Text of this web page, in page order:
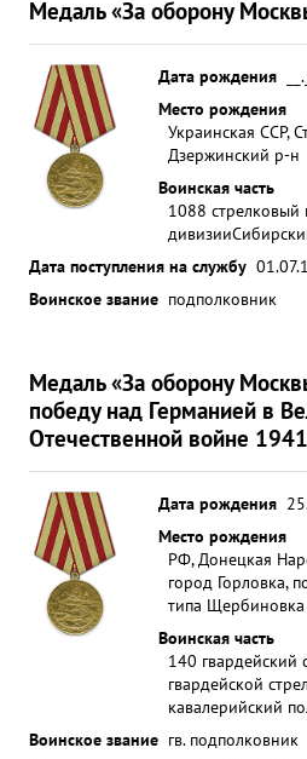
Медаль «За оборону
Дата рождения
Место рождения
Украинская ССР,
Дзержинский р-н
Воинская часть
1088 стрелковый
дивизии
Дата поступления на службу
Воинское звание подполковник
Медаль «За оборону
победу над Германией в
Отечественной войне
Дата рождения
Место рождения
РФ, Донецкая
город Горловка,
типа Щербиновка
Воинская часть
140 гвардейский
гвардейской
кавалерийский
Воинское звание гв. подполковник